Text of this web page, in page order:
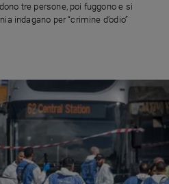
tre persone, poi fuggono e si
indagano per “crimine d’odio”